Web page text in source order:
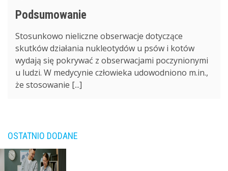
Podsumowanie
Stosunkowo nieliczne obserwacje dotyczące
skutków działania nukleotydów u psów i kotów
wydają się pokrywać z obserwacjami poczynionymi
u ludzi. W medycynie człowieka udowodniono m.in.,
że stosowanie [...]
OSTATNIO DODANE